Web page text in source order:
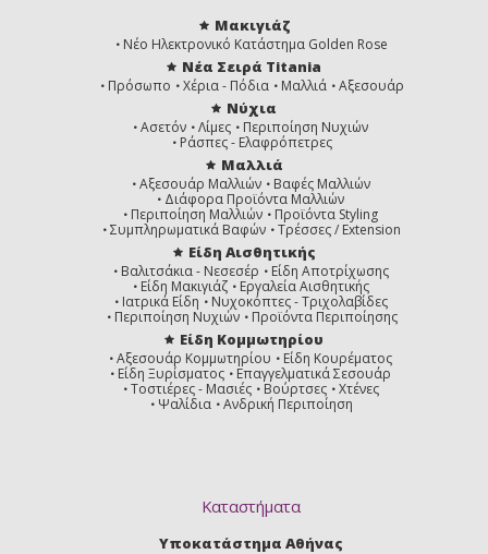
Μακιγιάζ
Νέο Ηλεκτρονικό Κατάστημα Golden Rose
Νέα Σειρά Titania
Πρόσωπο Χέρια - Πόδια Μαλλιά Αξεσουάρ
Νύχια
Ασετόν Λίμες
Περιποίηση Νυχιών
Ράσπες - Ελαφρόπετρες
Μαλλιά
Αξεσουάρ Μαλλιών
Βαφές Μαλλιών
Διάφορα Προϊόντα Μαλλιών
Περιποίηση Μαλλιών
Προϊόντα Styling
Συμπληρωματικά Βαφών
Τρέσσες / Extension
Είδη Αισθητικής
Βαλιτσάκια - Νεσεσέρ
Είδη Αποτρίχωσης
Είδη Μακιγιάζ
Εργαλεία Αισθητικής
Ιατρικά Είδη
Νυχοκόπτες - Τριχολαβίδες
Περιποίηση Νυχιών
Προϊόντα Περιποίησης
Είδη Κομμωτηρίου
Αξεσουάρ Κομμωτηρίου
Είδη Κουρέματος
Είδη Ξυρίσματος
Επαγγελματικά Σεσουάρ
Τοστιέρες - Μασιές
Βούρτσες
Χτένες
Ψαλίδια
Ανδρική Περιποίηση
Καταστήματα
Υποκατάστημα Αθήνας